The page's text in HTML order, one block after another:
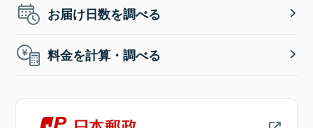
お届け日数を調べる
料金を計算・調べる